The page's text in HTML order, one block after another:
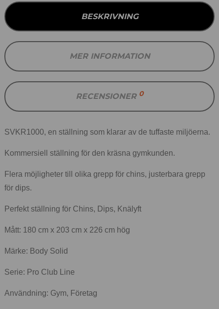
BESKRIVNING
MER INFORMATION
RECENSIONER 0
SVKR1000, en ställning som klarar av de tuffaste miljöerna.
Kommersiell ställning för den kräsna gymkunden.
Flera möjligheter till olika grepp för chins, justerbara grepp
för dips.
Perfekt ställning för Chins, Dips, Knälyft
Mått: 180 cm x 203 cm x 226 cm hög
Märke: Body Solid
Serie: Pro Club Line
Användning: Gym, Företag